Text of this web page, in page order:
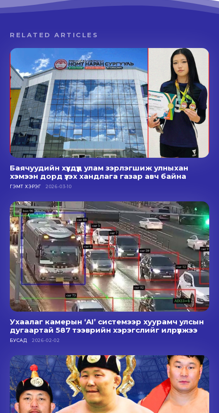
RELATED ARTICLES
Баячуудийн хүүхдүүд улам зэрлэгшиж улныхан
хэмээн дорд үзэх хандлага газар авч байна
ГЭМТ ХЭРЭГ 2026-03-10
Ухаалаг камерын ‘AI’ системээр хуурамч улсын
дугаартай 587 тээврийн хэрэгслийг илрүүлжээ
БУСАД 2026-02-02